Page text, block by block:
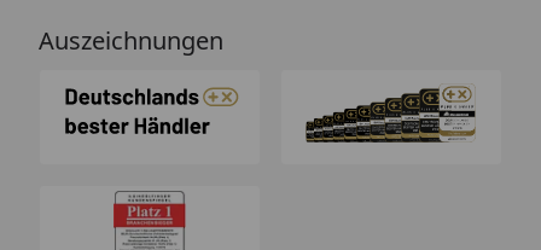
Auszeichnungen